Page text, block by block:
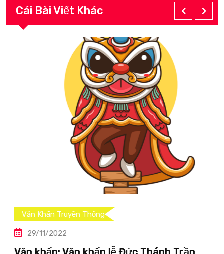
Cái Bài Viết Khác
Văn Khấn Truyền Thống
29/11/2022